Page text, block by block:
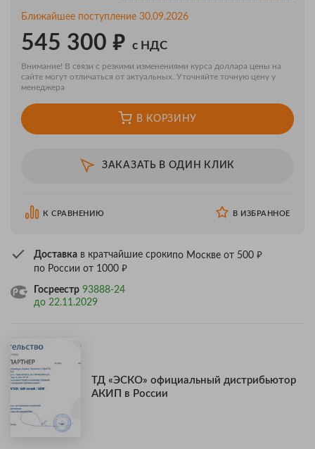
Ближайшее поступление 30.09.2026
545 300 ₽ с НДС
Внимание! В связи с резкими изменениями курса доллара цены на
сайте могут отличаться от актуальных. Уточняйте точную цену у
менеджера
В КОРЗИНУ
ЗАКАЗАТЬ В ОДИН КЛИК
К СРАВНЕНИЮ В ИЗБРАННОЕ
Доставка в кратчайшие срокипо Москве от 500 ₽
по России от 1000 ₽
Госреестр 93888-24
до 22.11.2029
ТД «ЭСКО» официальный дистрибьютор
АКИП в России